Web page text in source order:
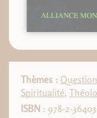
Thèmes :
Spiritualité,
ISBN : 978-2-